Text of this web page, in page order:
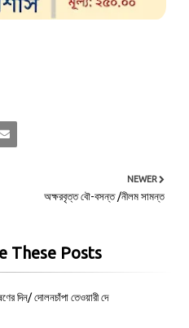
NEWER
অক্ষরবৃত্ত বৌ-বসন্ত /নীলম সামন্ত
These Posts
দিন/ দোলনচাঁপা তেওয়ারী দে